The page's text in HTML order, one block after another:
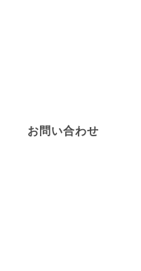
お問い合わせ